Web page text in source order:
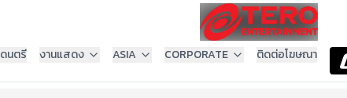
ดนตรี งานแสดง ASIA CORPORATE ติดต่อโฆษณา